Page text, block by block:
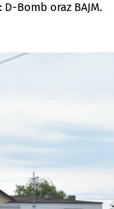
Bomb oraz BAJM.